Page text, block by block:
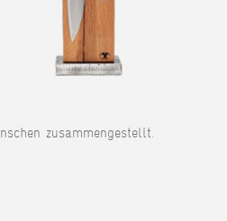
zusammengestellt.